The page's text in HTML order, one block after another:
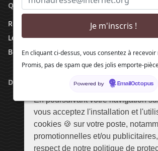
En poursuivant votre navigation
vous acceptez l'installation et
cookies 🍪 sur votre poste,
promotionnelles et/ou
respect de notre politique de
QUELQUES RECETTES
Recette de sablés pour emporte-pièces
Les dernières recettes
Best Ever Sugar Cookies Recipe
DANS L'ATELIER
En cliquant ci-dessus, vous consentez à
Promis, pas de spam que des jolis emporte-
Powered by EmailOctopus